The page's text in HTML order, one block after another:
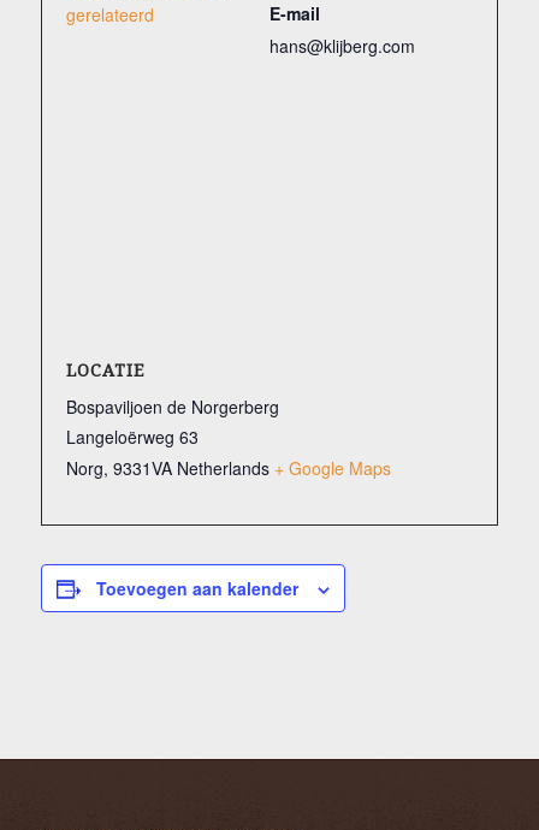
gerelateerd
E-mail
hans@klijberg.com
LOCATIE
Bospaviljoen de Norgerberg
Langeloërweg 63
Norg, 9331VA Netherlands + Google Maps
Toevoegen aan kalender